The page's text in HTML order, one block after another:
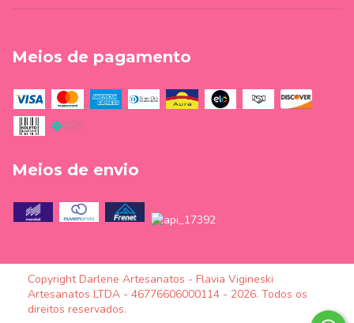
Meios de pagamento
Meios de envio
Copyright Darlene Artesanatos - Flavia Vigineski
Artesanatos LTDA - 46776606000114 - 2026. Todos os
direitos reservados.